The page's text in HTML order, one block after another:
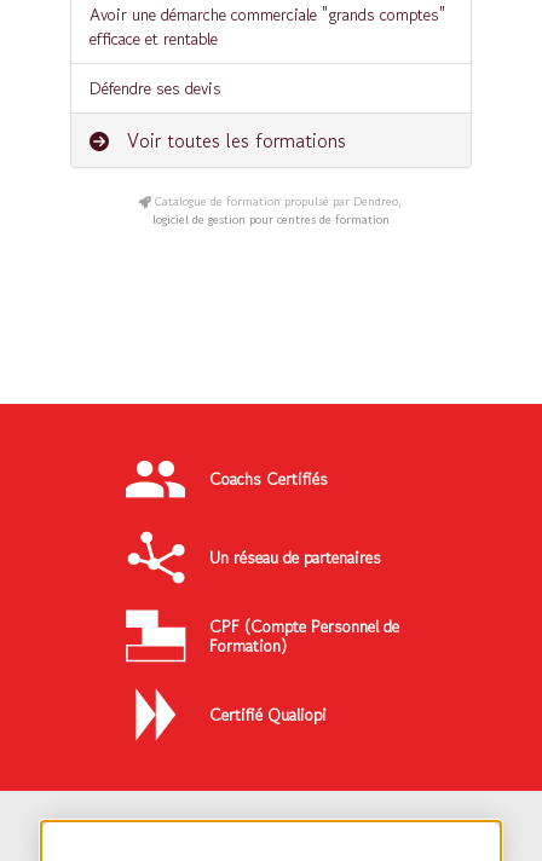
Avoir une démarche commerciale "grands comptes"
efficace et rentable
Défendre ses devis
Voir toutes les formations
Catalogue de formation propulsé par Dendreo,
logiciel de gestion pour centres de formation
Coachs Certifiés
Un réseau de partenaires
CPF (Compte Personnel de
Formation)
Certifié Qualiopi